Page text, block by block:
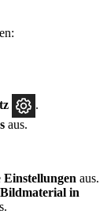
.
aus.
Einstellungen aus.
in